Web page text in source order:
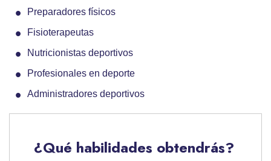
Preparadores físicos
Fisioterapeutas
Nutricionistas deportivos
Profesionales en deporte
Administradores deportivos
¿Qué habilidades obtendrás?